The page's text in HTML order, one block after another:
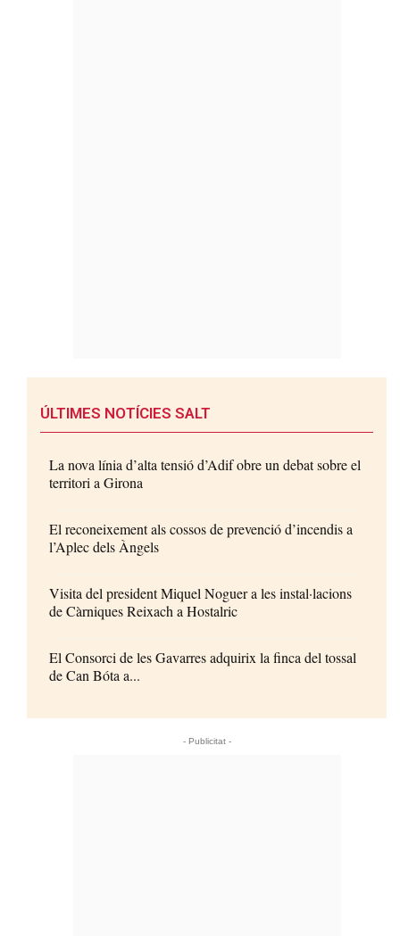
ÚLTIMES NOTÍCIES SALT
La nova línia d’alta tensió d’Adif obre un debat sobre el
territori a Girona
El reconeixement als cossos de prevenció d’incendis a
l’Aplec dels Àngels
Visita del president Miquel Noguer a les instal·lacions
de Càrniques Reixach a Hostalric
El Consorci de les Gavarres adquirix la finca del tossal
de Can Bóta a...
- Publicitat -